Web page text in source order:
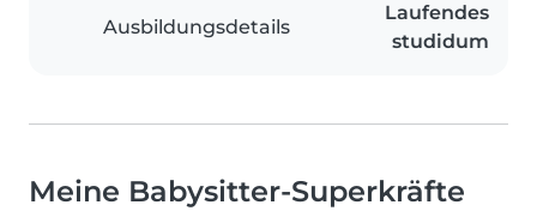
Ausbildungsdetails
Laufendes
studidum
Meine Babysitter-Superkräfte